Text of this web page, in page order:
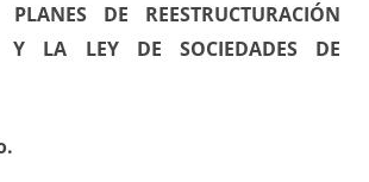
DE REESTRUCTURACIÓN
Y LA LEY DE SOCIEDADES DE